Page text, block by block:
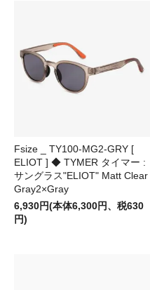
Fsize _ TY100-MG2-GRY [
ELIOT ] ◆ TYMER タイマー :
サングラス"ELIOT" Matt Clear
Gray2×Gray
6,930円(本体6,300円、税630
円)